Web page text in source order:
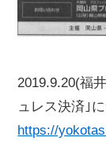
2019.9.20(福
ュレス決済｣
https://